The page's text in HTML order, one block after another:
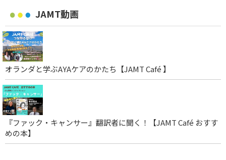
JAMT動画
オランダと学ぶAYAケアのかたち【JAMT Café 】
『ファック・キャンサー』翻訳者に聞く！【JAMT Café おすす
めの本】